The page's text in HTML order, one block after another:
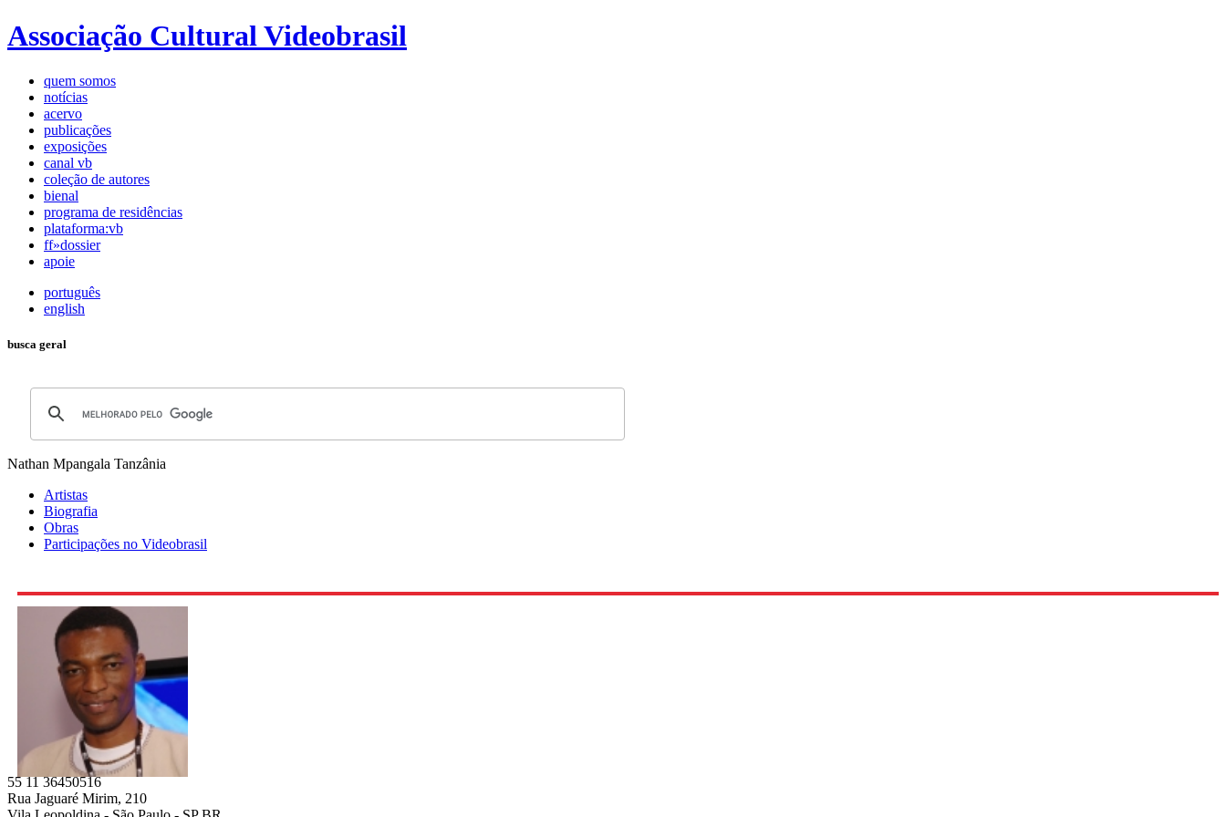
Associação Cultural Videobrasil
quem somos
notícias
acervo
publicações
exposições
canal vb
coleção de autores
bienal
programa de residências
plataforma:vb
ff»dossier
apoie
português
english
busca geral
Nathan Mpangala Tanzânia
Artistas
Biografia
Obras
Participações no Videobrasil
55 11 36450516
Rua Jaguaré Mirim, 210